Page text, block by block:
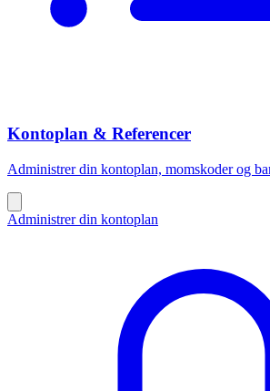
Kontoplan & Referencer
Administrer din kontoplan, momskoder og
Administrer din kontoplan